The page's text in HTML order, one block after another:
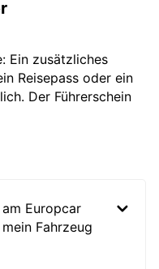
Ein zusätzliches
Reisepass oder ein
Der Führerschein
Europcar
Fahrzeug